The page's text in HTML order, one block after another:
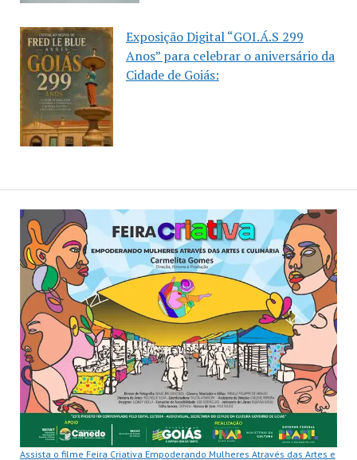
Exposição Digital “GOI.Á.S 299
Anos” para celebrar o aniversário da
Cidade de Goiás:
Assista o filme Feira Criativa Empoderando Mulheres Através das Artes e